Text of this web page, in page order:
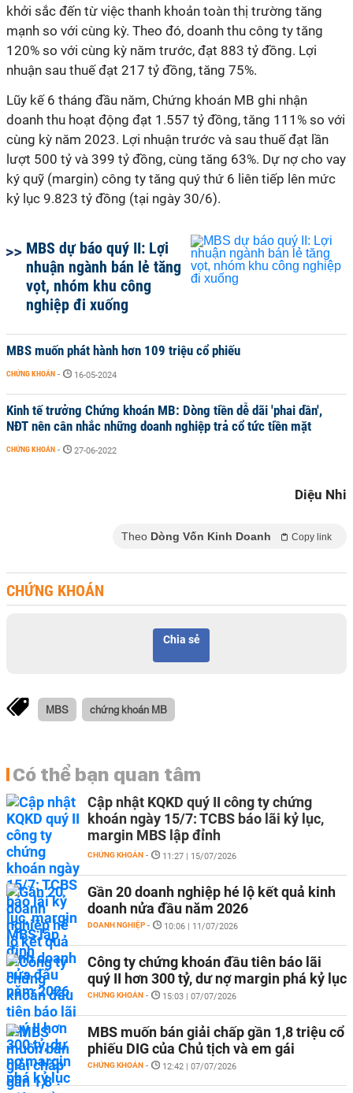
khởi sắc đến từ việc thanh khoản toàn thị trường tăng
mạnh so với cùng kỳ. Theo đó, doanh thu công ty tăng
120% so với cùng kỳ năm trước, đạt 883 tỷ đồng. Lợi
nhuận sau thuế đạt 217 tỷ đồng, tăng 75%.
Lũy kế 6 tháng đầu năm, Chứng khoán MB ghi nhận
doanh thu hoạt động đạt 1.557 tỷ đồng, tăng 111% so với
cùng kỳ năm 2023. Lợi nhuận trước và sau thuế đạt lần
lượt 500 tỷ và 399 tỷ đồng, cùng tăng 63%. Dự nợ cho vay
ký quỹ (margin) công ty tăng quý thứ 6 liên tiếp lên mức
kỷ lục 9.823 tỷ đồng (tại ngày 30/6).
MBS dự báo quý II: Lợi
nhuận ngành bán lẻ tăng
vọt, nhóm khu công
nghiệp đi xuống
MBS muốn phát hành hơn 109 triệu cổ phiếu
CHỨNG KHOÁN - 16-05-2024
Kinh tế trưởng Chứng khoán MB: Dòng tiền dễ dãi 'phai dần',
NĐT nên cân nhắc những doanh nghiệp trả cổ tức tiền mặt
CHỨNG KHOÁN - 27-06-2022
Diệu Nhi
Theo Dòng Vốn Kinh Doanh Copy link
CHỨNG KHOÁN
Chia sẻ
MBS chứng khoán MB
Có thể bạn quan tâm
Cập nhật KQKD quý II công ty chứng
khoán ngày 15/7: TCBS báo lãi kỷ lục,
margin MBS lập đỉnh
CHỨNG KHOÁN - 11:27 | 15/07/2026
Gần 20 doanh nghiệp hé lộ kết quả kinh
doanh nửa đầu năm 2026
DOANH NGHIỆP - 10:06 | 11/07/2026
Công ty chứng khoán đầu tiên báo lãi
quý II hơn 300 tỷ, dư nợ margin phá kỷ lục
CHỨNG KHOÁN - 15:03 | 07/07/2026
MBS muốn bán giải chấp gần 1,8 triệu cổ
phiếu DIG của Chủ tịch và em gái
CHỨNG KHOÁN - 12:42 | 07/07/2026